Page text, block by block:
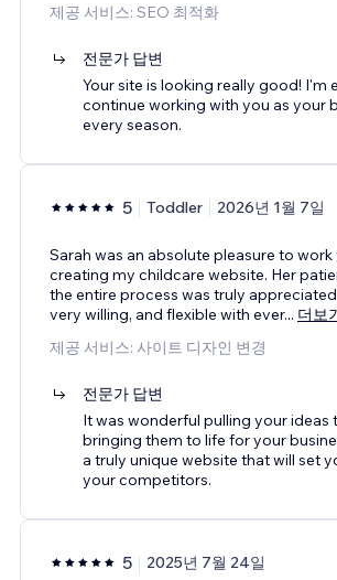
제공 서비스: SEO 최적화
전문가 답변
Your site is looking really good! I'm
continue working with you as your
every season.
5 Toddler 2026년 1월 7일
Sarah was an absolute pleasure to work
creating my childcare website. Her
the entire process was truly
very willing, and flexible with ever... 더보
제공 서비스: 사이트 디자인 변경
전문가 답변
It was wonderful pulling your ideas
bringing them to life for your
a truly unique website that will set
your competitors.
5 2025년 7월 24일